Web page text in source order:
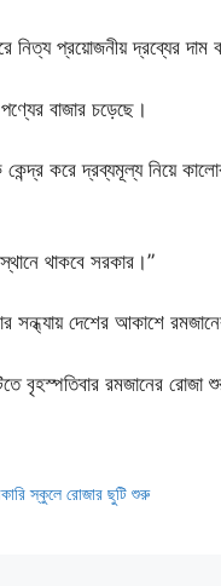
নিত্য প্রয়োজনীয় দ্রব্যের
বাজার চড়েছে।
করে দ্রব্যমূল্য নিয়ে
থাকবে সরকার।”
সন্ধ্যায় দেশের আকাশে
বৃহস্পতিবার রমজানের রোজা
স্কুলে রোজার ছুটি শুরু